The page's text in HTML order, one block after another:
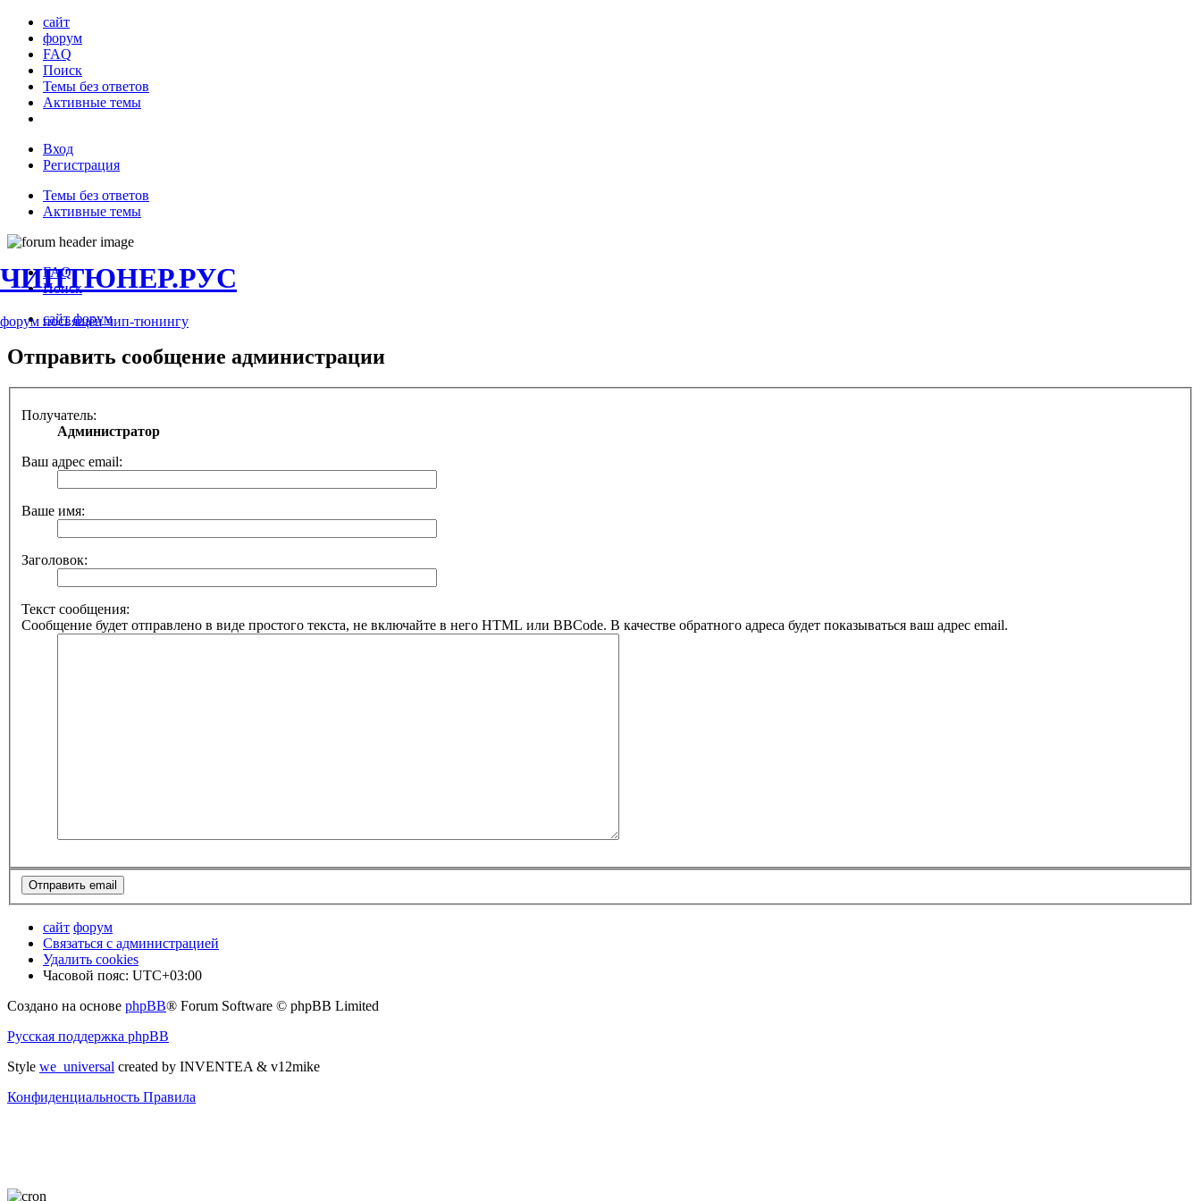
сайт
форум
FAQ
Поиск
Темы без ответов
Активные темы
Вход
Регистрация
Темы без ответов
Активные темы
ЧИПТЮНЕР.РУС
форум посвящён чип-тюнингу
FAQ
Поиск
сайт форум
Отправить сообщение администрации
Получатель:
Администратор
Ваш адрес email:
Ваше имя:
Заголовок:
Текст сообщения:
Сообщение будет отправлено в виде простого текста, не включайте в него HTML или BBCode. В качестве обратного адреса будет показываться ваш адрес email.
сайт форум
Связаться с администрацией
Удалить cookies
Часовой пояс: UTC+03:00
Создано на основе phpBB® Forum Software © phpBB Limited
Русская поддержка phpBB
Style we_universal created by INVENTEA & v12mike
Конфиденциальность Правила